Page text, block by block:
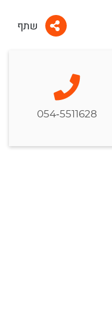
שתף
054-5511628